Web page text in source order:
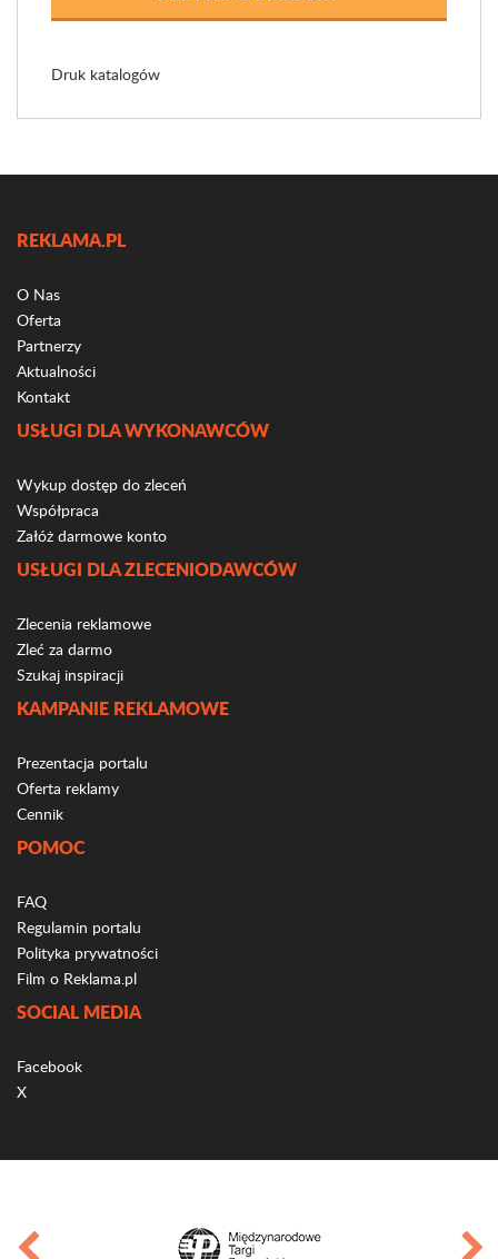
Druk katalogów
REKLAMA.PL
O Nas
Oferta
Partnerzy
Aktualności
Kontakt
USŁUGI DLA WYKONAWCÓW
Wykup dostęp do zleceń
Współpraca
Załóż darmowe konto
USŁUGI DLA ZLECENIODAWCÓW
Zlecenia reklamowe
Zleć za darmo
Szukaj inspiracji
KAMPANIE REKLAMOWE
Prezentacja portalu
Oferta reklamy
Cennik
POMOC
FAQ
Regulamin portalu
Polityka prywatności
Film o Reklama.pl
SOCIAL MEDIA
Facebook
X